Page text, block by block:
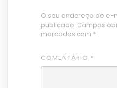
O seu endereço de e-
publicado. Campos
marcados com *
COMENTÁRIO *